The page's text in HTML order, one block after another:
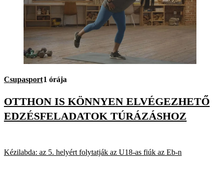
Csupasport1 órája
OTTHON IS KÖNNYEN ELVÉGEZHETŐ
EDZÉSFELADATOK TÚRÁZÁSHOZ
Kézilabda: az 5. helyért folytatják az U18-as fiúk az Eb-n